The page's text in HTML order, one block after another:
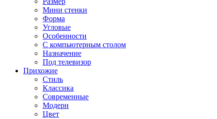
Мини стенки
Форма
Угловые
Особенности
С компьютерным столом
Назначение
Под телевизор
Прихожие
Стиль
Классика
Современные
Модерн
Цвет